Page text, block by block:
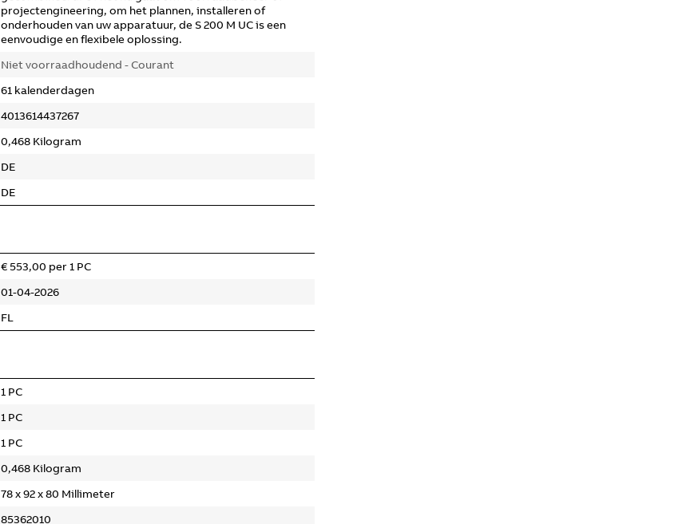
projectengineering, om het plannen, installeren of
onderhouden van uw apparatuur, de S 200 M UC is een
eenvoudige en flexibele oplossing.
Niet voorraadhoudend - Courant
61 kalenderdagen
4013614437267
0,468 Kilogram
DE
DE
€ 553,00 per 1 PC
01-04-2026
FL
1 PC
1 PC
1 PC
0,468 Kilogram
78 x 92 x 80 Millimeter
85362010